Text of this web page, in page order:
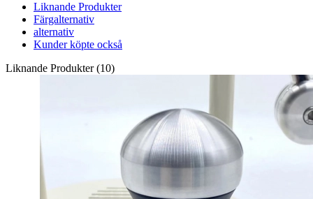
Liknande Produkter
Färgalternativ
alternativ
Kunder köpte också
Liknande Produkter (10)